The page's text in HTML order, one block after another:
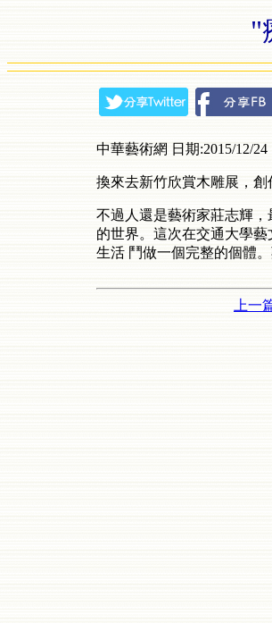
"
中華藝術網 日期:2015/12/24
換來去新竹欣賞木雕展，
不過人還是藝術家莊志輝
的世界。這次在交通大學
生活 鬥做一個完整的個體
上一